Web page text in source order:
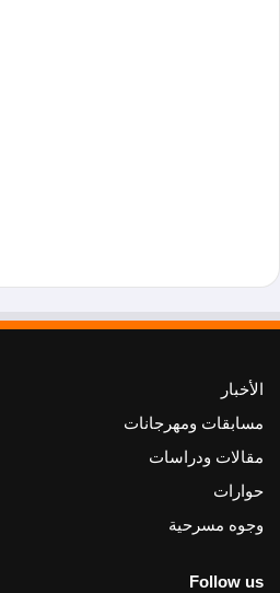
الأخبار
مسابقات ومهرجانات
مقالات ودراسات
حوارات
وجوه مسرحية
Follow us